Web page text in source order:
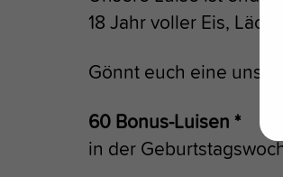
18 Jahr voller Eis,
Gönnt euch eine
60 Bonus-Luisen *
in der